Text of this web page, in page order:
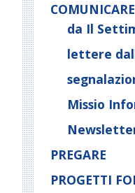
COMUNICARE
da Il
lettere
Missio
PREGARE
PROGETTI